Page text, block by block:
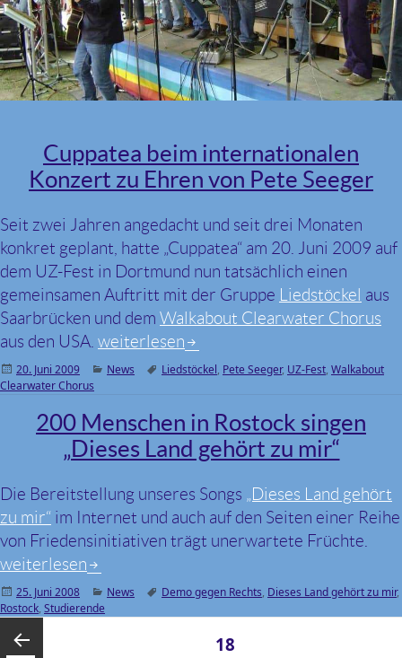
Cuppatea beim internationalen
Konzert zu Ehren von Pete Seeger
Seit zwei Jahren angedacht und seit drei Monaten
konkret geplant, hatte „Cuppatea“ am 20. Juni 2009 auf
dem UZ-Fest in Dortmund nun tatsächlich einen
gemeinsamen Auftritt mit der Gruppe Liedstöckel aus
Saarbrücken und dem Walkabout Clearwater Chorus
aus den USA. Cuppatea beim internationalen Konzert
weiterlesen
Veröffentlicht
am
20. Juni 2009 Kategorien
News Schlagwörter
Liedstöckel, Pete Seeger, UZ-Fest, Walkabout
Clearwater Chorus
200 Menschen in Rostock singen
„Dieses Land gehört zu mir“
Die Bereitstellung unseres Songs „Dieses Land gehört
zu mir“ im Internet und auch auf den Seiten einer Reihe
von Friedensinitiativen trägt unerwartete Früchte.
200 Menschen in Rostock singen „Dieses Land gehört
weiterlesen
Veröffentlicht
am
25. Juni 2008 Kategorien
News Schlagwörter
Demo gegen Rechts, Dieses Land gehört zu mir,
Rostock, Studierende
Seitennummerierung
der
18